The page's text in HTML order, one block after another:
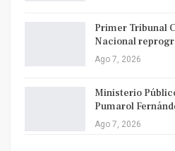
Primer Tribunal
Nacional
Ago 7, 2026
Ministerio
Pumarol
Ago 7, 2026